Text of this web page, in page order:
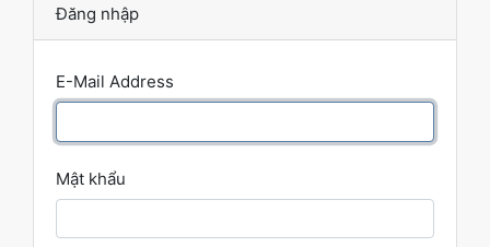
Đăng nhập
E-Mail Address
Mật khẩu